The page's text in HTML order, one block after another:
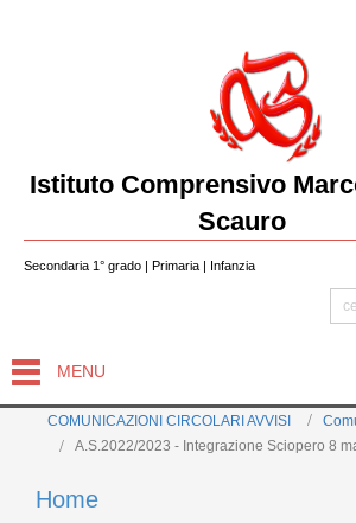
Istituto Comprensivo
Scauro
Secondaria 1° grado | Primaria | Infanzia
MENU
COMUNICAZIONI CIRCOLARI AVVISI
A.S.2022/2023 - Integrazione Sciopero 8
Home